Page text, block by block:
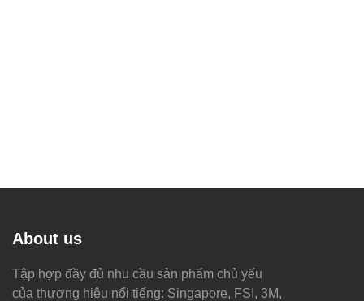
About us
Tập hợp đầy đủ nhu cầu sản phẩm chủ yếu
của thương hiệu nổi tiếng: Singapore, FSI, 3M,